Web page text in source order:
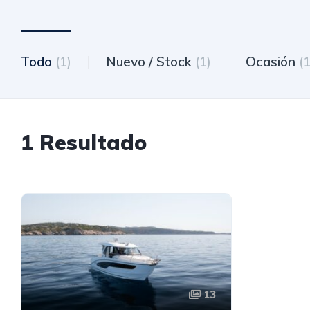
Todo (1) Nuevo / Stock (1) Ocasión
1 Resultado
13